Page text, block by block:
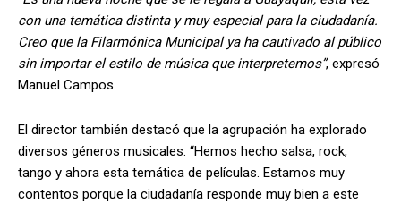
con una temática distinta y muy especial para la ciudadanía.
Creo que la Filarmónica Municipal ya ha cautivado al público
sin importar el estilo de música que interpretemos”, expresó
Manuel Campos.
El director también destacó que la agrupación ha explorado
diversos géneros musicales. “Hemos hecho salsa, rock,
tango y ahora esta temática de películas. Estamos muy
contentos porque la ciudadanía responde muy bien a este